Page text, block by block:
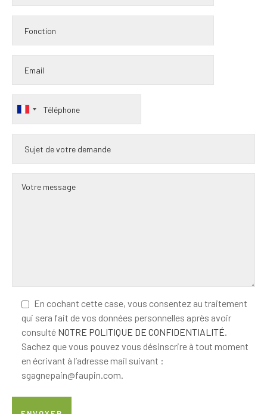
En cochant cette case, vous consentez au traitement
qui sera fait de vos données personnelles après avoir
consulté NOTRE POLITIQUE DE CONFIDENTIALITÉ.
Sachez que vous pouvez vous désinscrire à tout moment
en écrivant à l’adresse mail suivant :
sgagnepain@faupin.com.